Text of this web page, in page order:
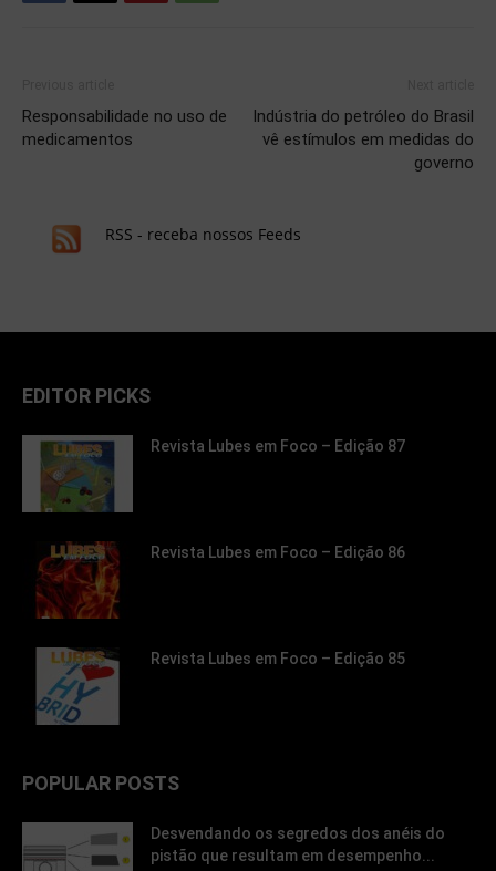
Responsabilidade no uso de
medicamentos
Indústria do petróleo do Brasil
vê estímulos em medidas do
governo
RSS - receba nossos Feeds
EDITOR PICKS
Revista Lubes em Foco – Edição 87
Revista Lubes em Foco – Edição 86
Revista Lubes em Foco – Edição 85
POPULAR POSTS
Desvendando os segredos dos anéis do
pistão que resultam em desempenho...